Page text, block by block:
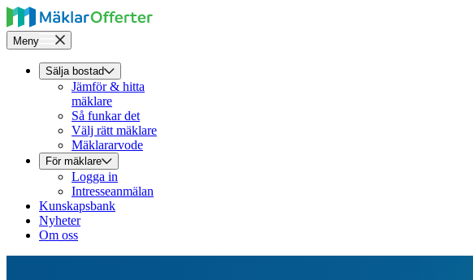
Meny
Sälja bostad
Jämför & hitta
mäklare
Så funkar det
Välj rätt mäklare
Mäklararvode
För mäklare
Logga in
Intresseanmälan
Kunskapsbank
Nyheter
Om oss